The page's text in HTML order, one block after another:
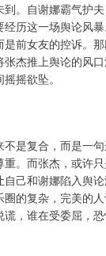
。自谢娜霸气护
经历这一场舆论风
前女友的控诉。
杰推上舆论的风
摇欲坠。
是复合，而是一
。而张杰，或许
己和谢娜陷入舆
的复杂，完美的
，谁在受委屈，恐